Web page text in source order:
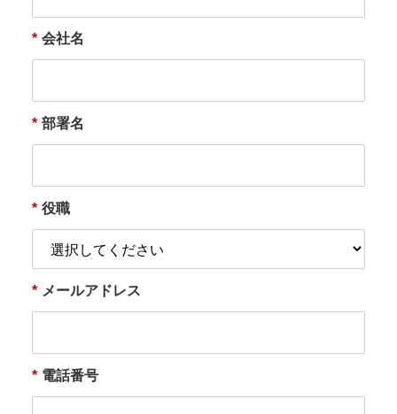
* 会社名
* 部署名
* 役職
* メールアドレス
* 電話番号